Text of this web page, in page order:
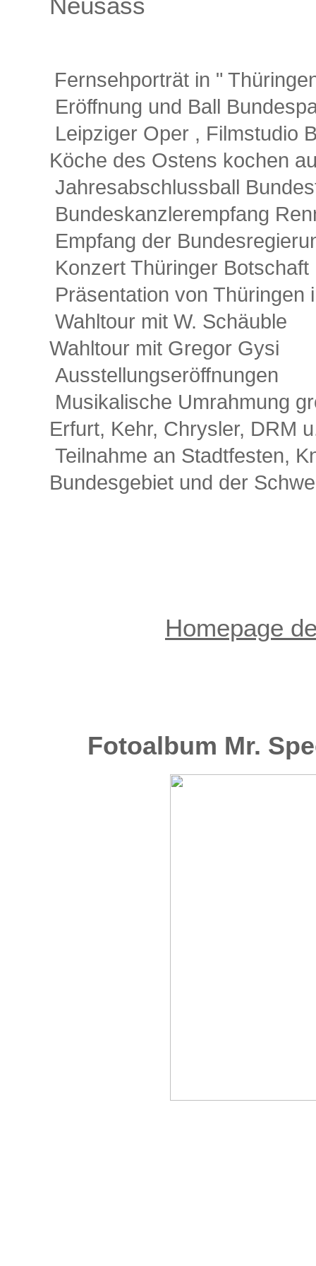
Neusäss
Fernsehporträt in "
Eröffnung und Ball
Leipziger Oper , Filmstudio
Köche des Ostens kochen
Jahresabschlussball
Bundeskanzlerempfang
Empfang der
Konzert Thüringer Botschaft
Präsentation von Thüringen
Wahltour mit W. Schäuble
Wahltour mit Gregor Gysi
Ausstellungseröffnungen
Musikalische Umrahmung
Erfurt, Kehr, Chrysler, DRM
Teilnahme an Stadtfesten,
Bundesgebiet und der
Homepage
Fotoalbum Mr.